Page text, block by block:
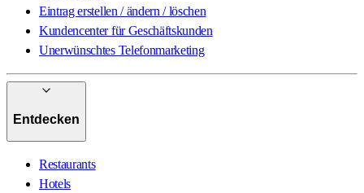
Eintrag erstellen / ändern / löschen
Kundencenter für Geschäftskunden
Unerwünschtes Telefonmarketing
Entdecken
Restaurants
Hotels